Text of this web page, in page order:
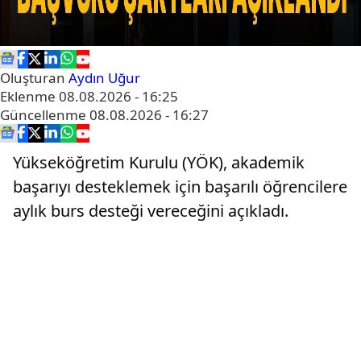
Oluşturan Aydın Uğur
Eklenme 08.08.2026 - 16:25
Güncellenme 08.08.2026 - 16:27
Yükseköğretim Kurulu (YÖK), akademik
başarıyı desteklemek için başarılı öğrencilere
aylık burs desteği vereceğini açıkladı.